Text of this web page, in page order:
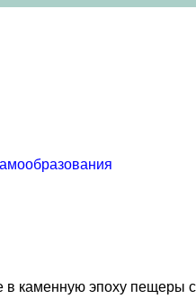
каменную эпоху пещеры